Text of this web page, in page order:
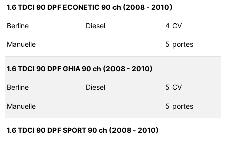
1.6 TDCI 90 DPF ECONETIC 90 ch (2008 - 2010)
Berline Diesel 4 CV
Manuelle 5 portes
1.6 TDCI 90 DPF GHIA 90 ch (2008 - 2010)
Berline Diesel 5 CV
Manuelle 5 portes
1.6 TDCI 90 DPF SPORT 90 ch (2008 - 2010)